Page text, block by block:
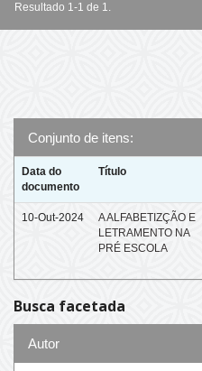
Resultado 1-1 de 1.
Conjunto de itens:
Data do
documento
Título
10-Out-2024
A ALFABETIZÇÃO E
LETRAMENTO NA
PRÉ ESCOLA
Busca facetada
Autor